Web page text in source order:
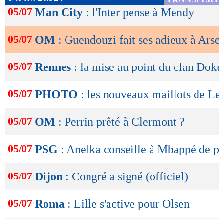
très vite fait son trou sous les ordres d’Unai
progressivement en disgrâce avec Mikel
avec le club londonien pour 1 but inscrit.
Lu 31.981 fois- Romain
de
OK
05/07 Man City : l'Inter pense à Mendy
05/07 OM : Guendouzi fait ses adieux à
05/07 Rennes : la mise au point du clan
05/07 PHOTO : les nouveaux maillots de
05/07 OM : Perrin prêté à Clermont ?
05/07 PSG : Anelka conseille à Mbappé de
05/07 Dijon : Congré a signé (officiel)
05/07 Roma : Lille s'active pour Olsen